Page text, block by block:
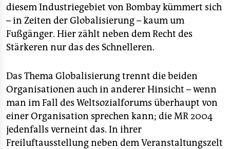
veranstaltungen
shop
fragen & hilfe
unterstützen
abo
genossenschaft
epaper login
diesem Industriegebiet von Bombay kümmert sich
– in Zeiten der Globalisierung – kaum um
Fußgänger. Hier zählt neben dem Recht des
Stärkeren nur das des Schnelleren.
Das Thema Globalisierung trennt die beiden
Organisationen auch in anderer Hinsicht – wenn
man im Fall des Weltsozialforums überhaupt von
einer Organisation sprechen kann; die MR 2004
jedenfalls verneint das. In ihrer
Freiluftausstellung neben dem Veranstaltungszelt